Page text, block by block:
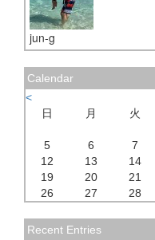
jun-g
Calendar
<
日
月 火
5
6 7
12
13 14
19
20 21
26
27 28
Recent Entries